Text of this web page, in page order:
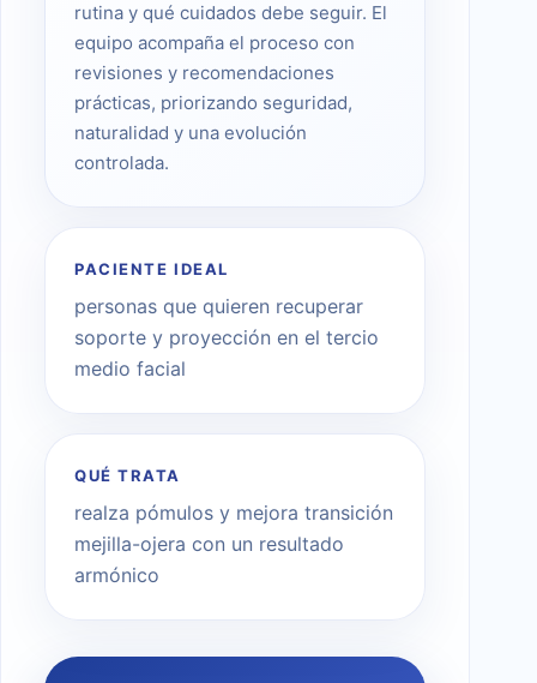
rutina y qué cuidados debe seguir. El
equipo acompaña el proceso con
revisiones y recomendaciones
prácticas, priorizando seguridad,
naturalidad y una evolución
controlada.
PACIENTE IDEAL
personas que quieren recuperar
soporte y proyección en el tercio
medio facial
QUÉ TRATA
realza pómulos y mejora transición
mejilla-ojera con un resultado
armónico